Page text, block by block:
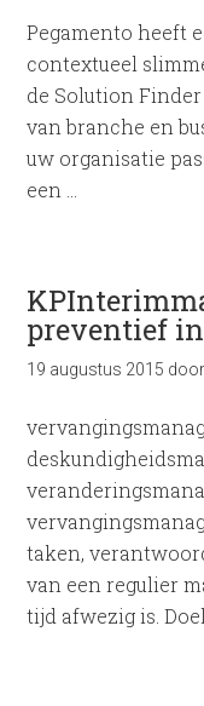
Pegamento heeft
contextueel
de Solution
van branche en
uw organisatie
een …
preventief
19 augustus 2015 door
taken,
van een regulier
tijd afwezig is. Doel